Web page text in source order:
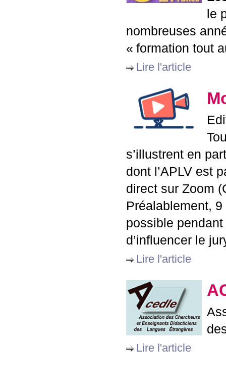
le
nombreuses
« formation tout
Lire l'article
s’illustrent en
dont l’APLV est
direct sur Zoom
Préalablement,
possible
d’influencer le
Lire l'article
Lire l'article